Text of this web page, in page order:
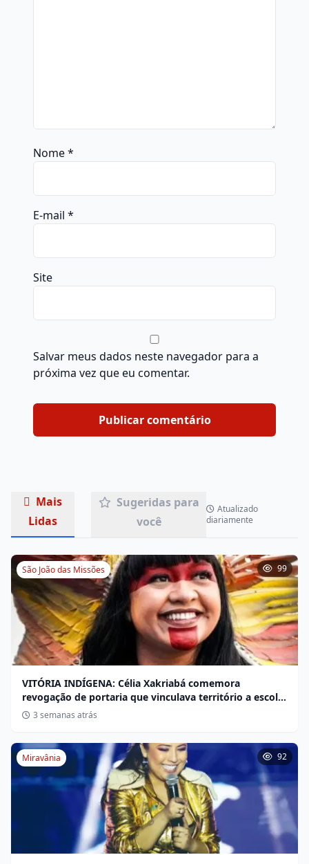
Nome*
E-mail *
Site
Salvar meus dados neste navegador para a
próxima vez que eu comentar.
Mais
Lidas
Sugeridas para
você
Atualizado
diariamente
São João das Missões 99
VITÓRIA INDÍGENA: Célia Xakriabá comemora
revogação de portaria que vinculava território a escola
não indígena
3 semanas atrás
Miravânia 92